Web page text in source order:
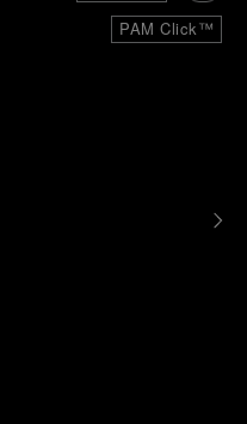
PAM Click™